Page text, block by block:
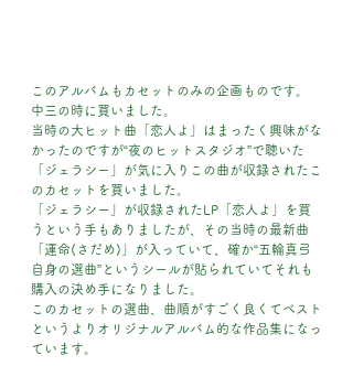
このアルバムもカセットのみの企画ものです。
中三の時に買いました。
当時の大ヒット曲「恋人よ」はまったく興味がな
かったのですが“夜のヒットスタジオ”で聴いた
「ジェラシー」が気に入りこの曲が収録されたこ
のカセットを買いました。
「ジェラシー」が収録されたLP「恋人よ」を買
うという手もありましたが、その当時の最新曲
「運命(さだめ)」が入っていて、確か“五輪真弓
自身の選曲”というシールが貼られていてそれも
購入の決め手になりました。
このカセットの選曲、曲順がすごく良くてベスト
というよりオリジナルアルバム的な作品集になっ
ています。